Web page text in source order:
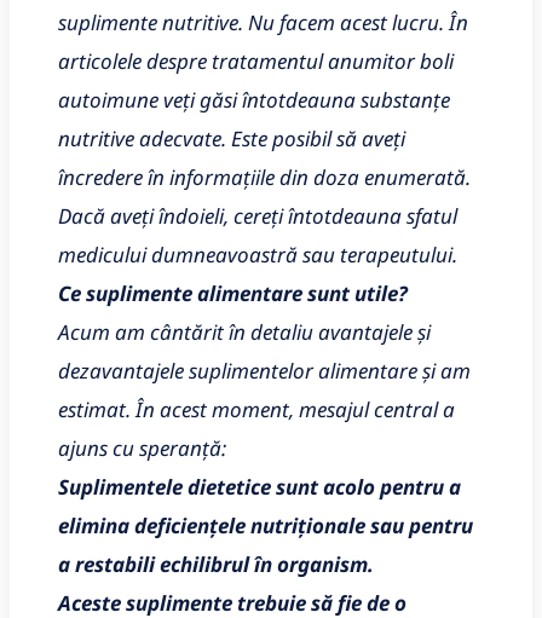
suplimente nutritive. Nu facem acest lucru. În
articolele despre tratamentul anumitor boli
autoimune veți găsi întotdeauna substanțe
nutritive adecvate. Este posibil să aveți
încredere în informațiile din doza enumerată.
Dacă aveți îndoieli, cereți întotdeauna sfatul
medicului dumneavoastră sau terapeutului.
Ce suplimente alimentare sunt utile?
Acum am cântărit în detaliu avantajele și
dezavantajele suplimentelor alimentare și am
estimat. În acest moment, mesajul central a
ajuns cu speranță:
Suplimentele dietetice sunt acolo pentru a
elimina deficiențele nutriționale sau pentru
a restabili echilibrul în organism.
Aceste suplimente trebuie să fie de o